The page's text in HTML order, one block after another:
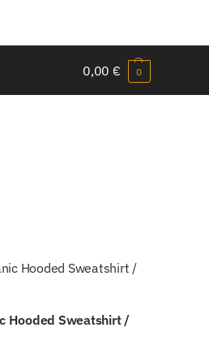
0,00 € 0
Hooded Sweatshirt /